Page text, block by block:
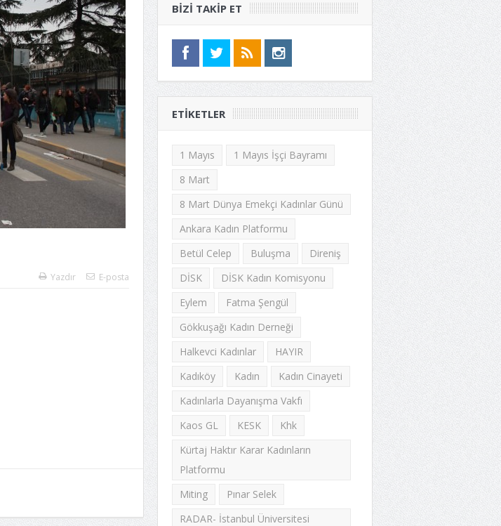
Yazdır E-posta
BIZI TAKIP ET
ETIKETLER
1 Mayıs
1 Mayıs İşçi Bayramı
8 Mart
8 Mart Dünya Emekçi Kadınlar Günü
Ankara Kadın Platformu
Betül Celep
Buluşma
Direniş
DİSK
DİSK Kadın Komisyonu
Eylem
Fatma Şengül
Gökkuşağı Kadın Derneği
Halkevci Kadınlar
HAYIR
Kadıköy
Kadın
Kadın Cinayeti
Kadınlarla Dayanışma Vakfı
Kaos GL
KESK
Khk
Kürtaj Haktır Karar Kadınların
Platformu
Miting
Pınar Selek
RADAR- İstanbul Üniversitesi